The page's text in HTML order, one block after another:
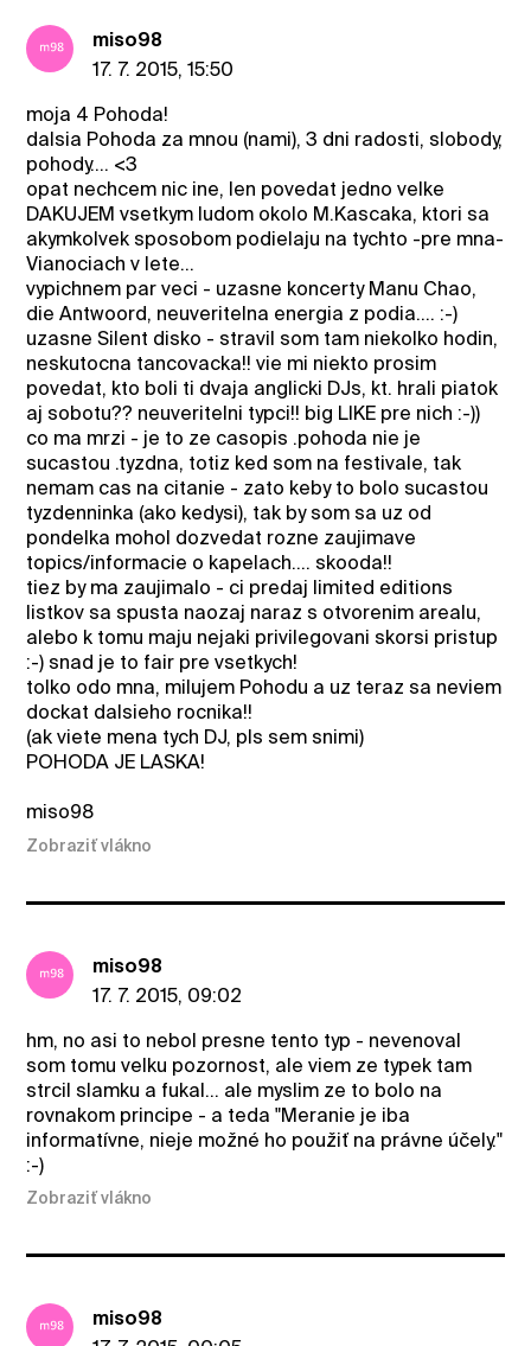
miso98
17. 7. 2015, 15:50
moja 4 Pohoda!
dalsia Pohoda za mnou (nami), 3 dni radosti, slobody,
pohody.... <3
opat nechcem nic ine, len povedat jedno velke
DAKUJEM vsetkym ludom okolo M.Kascaka, ktori sa
akymkolvek sposobom podielaju na tychto -pre mna-
Vianociach v lete...
vypichnem par veci - uzasne koncerty Manu Chao,
die Antwoord, neuveritelna energia z podia.... :-)
uzasne Silent disko - stravil som tam niekolko hodin,
neskutocna tancovacka!! vie mi niekto prosim
povedat, kto boli ti dvaja anglicki DJs, kt. hrali piatok
aj sobotu?? neuveritelni typci!! big LIKE pre nich :-))
co ma mrzi - je to ze casopis .pohoda nie je
sucastou .tyzdna, totiz ked som na festivale, tak
nemam cas na citanie - zato keby to bolo sucastou
tyzdenninka (ako kedysi), tak by som sa uz od
pondelka mohol dozvedat rozne zaujimave
topics/informacie o kapelach.... skooda!!
tiez by ma zaujimalo - ci predaj limited editions
listkov sa spusta naozaj naraz s otvorenim arealu,
alebo k tomu maju nejaki privilegovani skorsi pristup
:-) snad je to fair pre vsetkych!
tolko odo mna, milujem Pohodu a uz teraz sa neviem
dockat dalsieho rocnika!!
(ak viete mena tych DJ, pls sem snimi)
POHODA JE LASKA!
miso98
Zobraziť vlákno
miso98
17. 7. 2015, 09:02
hm, no asi to nebol presne tento typ - nevenoval
som tomu velku pozornost, ale viem ze typek tam
strcil slamku a fukal... ale myslim ze to bolo na
rovnakom principe - a teda "Meranie je iba
informatívne, nieje možné ho použiť na právne účely."
:-)
Zobraziť vlákno
miso98